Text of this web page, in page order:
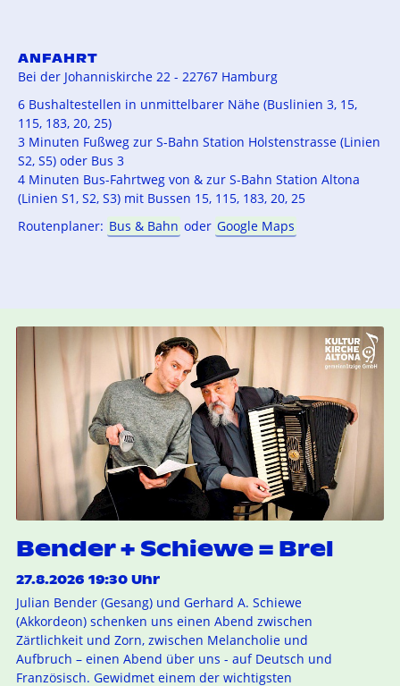
ANFAHRT
Bei der Johanniskirche 22 - 22767 Hamburg
6 Bushaltestellen in unmittelbarer Nähe (Buslinien 3, 15,
115, 183, 20, 25)
3 Minuten Fußweg zur S-Bahn Station Holstenstrasse (Linien
S2, S5) oder Bus 3
4 Minuten Bus-Fahrtweg von & zur S-Bahn Station Altona
(Linien S1, S2, S3) mit Bussen 15, 115, 183, 20, 25
Routenplaner: Bus & Bahn oder Google Maps
Bender + Schiewe = Brel
27.8.2026 19:30 Uhr
Julian Bender (Gesang) und Gerhard A. Schiewe
(Akkordeon) schenken uns einen Abend zwischen
Zärtlichkeit und Zorn, zwischen Melancholie und
Aufbruch – einen Abend über uns - auf Deutsch und
Französisch. Gewidmet einem der wichtigsten